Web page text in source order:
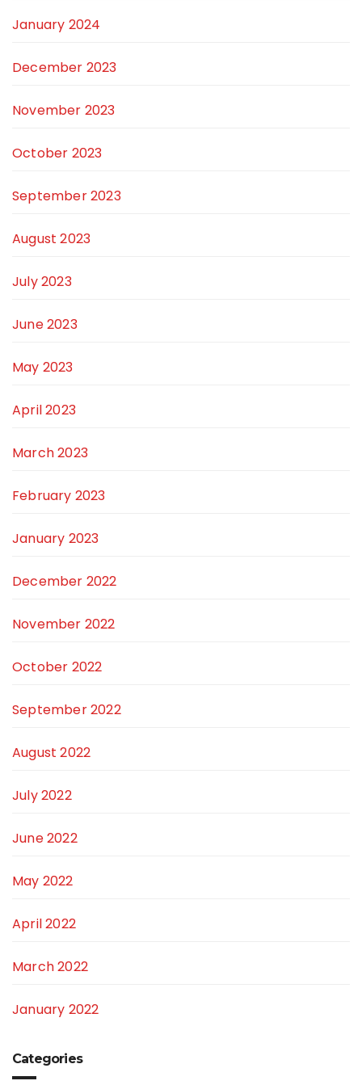
January 2024
December 2023
November 2023
October 2023
September 2023
August 2023
July 2023
June 2023
May 2023
April 2023
March 2023
February 2023
January 2023
December 2022
November 2022
October 2022
September 2022
August 2022
July 2022
June 2022
May 2022
April 2022
March 2022
January 2022
Categories